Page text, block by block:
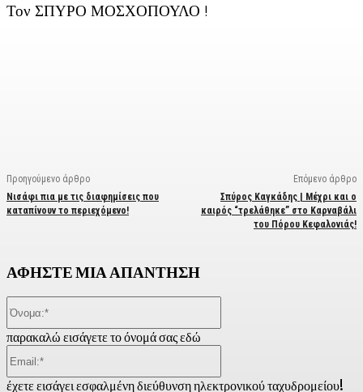
Τον ΣΠΥΡΟ ΜΟΣΧΟΠΟΥΛΟ !
Προηγούμενο άρθρο
Νισάφι πια με τις διαφημίσεις που
καταπίνουν το περιεχόμενο!
Επόμενο άρθρο
Σπύρος Καγκάδης | Μέχρι και ο
καιρός “τρελάθηκε” στο Καρναβάλι
του Πόρου Κεφαλονιάς!
ΑΦΗΣΤΕ ΜΙΑ ΑΠΑΝΤΗΣΗ
παρακαλώ εισάγετε το όνομά σας εδώ
έχετε εισάγει εσφαλμένη διεύθυνση ηλεκτρονικού ταχυδρομείου!